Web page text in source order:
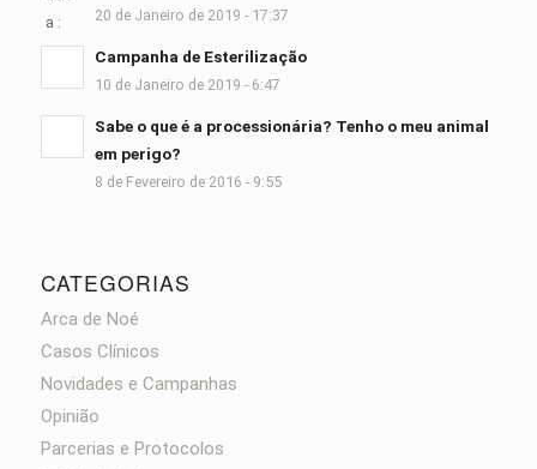
20 de Janeiro de 2019 - 17:37
Campanha de Esterilização
10 de Janeiro de 2019 - 6:47
Sabe o que é a processionária? Tenho o meu animal
em perigo?
8 de Fevereiro de 2016 - 9:55
CATEGORIAS
Arca de Noé
Casos Clínicos
Novidades e Campanhas
Opinião
Parcerias e Protocolos